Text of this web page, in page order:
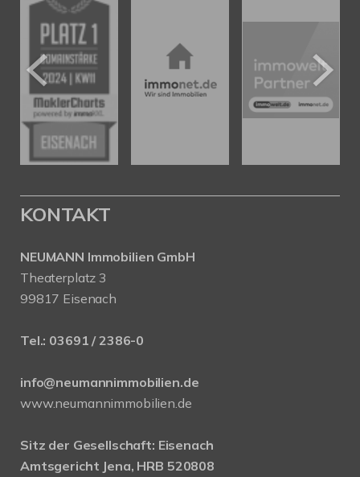
KONTAKT
NEUMANN Immobilien GmbH
Theaterplatz 3
99817 Eisenach
Tel.: 03691 / 2386-0
info@neumannimmobilien.de
www.neumannimmobilien.de
Sitz der Gesellschaft: Eisenach
Amtsgericht Jena, HRB 520808